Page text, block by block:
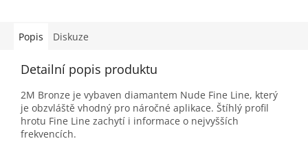
otevřenější a detailnější
Popis Diskuze
Detailní popis produktu
2M Bronze je vybaven diamantem Nude Fine Line, který
je obzvláště vhodný pro náročné aplikace. Štíhlý profil
hrotu Fine Line zachytí i informace o nejvyšších
frekvencích.